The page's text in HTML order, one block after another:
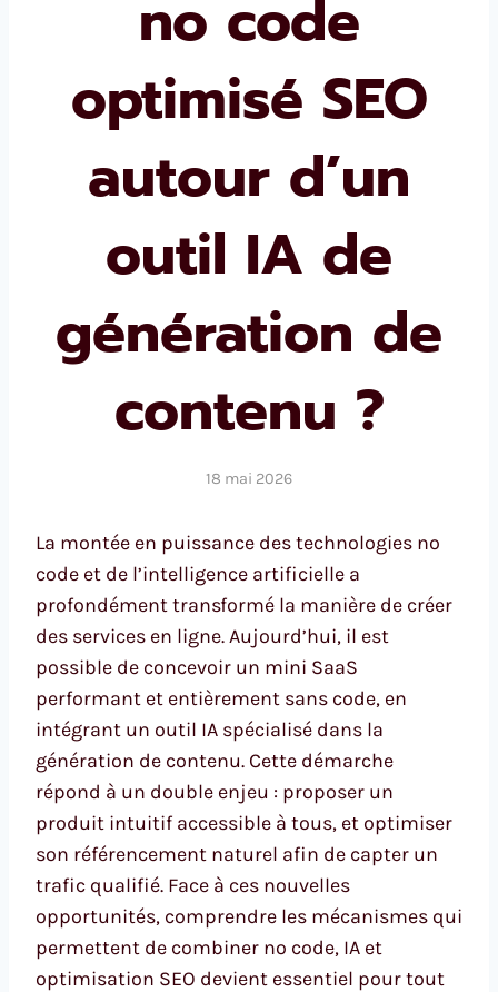
no code
optimisé SEO
autour d’un
outil IA de
génération de
contenu ?
18 mai 2026
La montée en puissance des technologies no
code et de l’intelligence artificielle a
profondément transformé la manière de créer
des services en ligne. Aujourd’hui, il est
possible de concevoir un mini SaaS
performant et entièrement sans code, en
intégrant un outil IA spécialisé dans la
génération de contenu. Cette démarche
répond à un double enjeu : proposer un
produit intuitif accessible à tous, et optimiser
son référencement naturel afin de capter un
trafic qualifié. Face à ces nouvelles
opportunités, comprendre les mécanismes qui
permettent de combiner no code, IA et
optimisation SEO devient essentiel pour tout